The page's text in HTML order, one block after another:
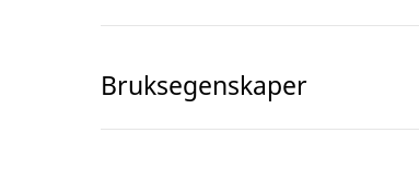
Bruksegenskaper